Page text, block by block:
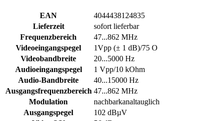
EAN
4044438124835
Lieferzeit
sofort lieferbar
Frequenzbereich
47...862 MHz
Videoeingangspegel
1Vpp (± 1 dB)/75 O
Videobandbreite
20...5000 Hz
Audioeingangspegel
1 Vpp/10 kOhm
Audio-Bandbreite
40...15000 Hz
Ausgangsfrequenzbereich 47...862 MHz
Modulation
nachbarkanaltauglich
Ausgangspegel
102 dBµV